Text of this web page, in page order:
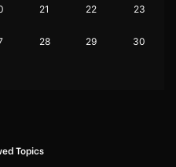
21 22 23
28 29 30
Topics